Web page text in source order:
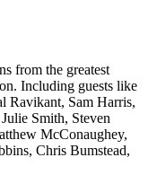
from the greatest
Including guests like
Ravikant, Sam Harris,
Smith, Steven
McConaughey,
Chris Bumstead,